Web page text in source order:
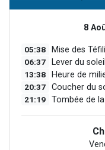
8
05:38 Mise des
06:37 Lever du soleil
13:38 Heure de
20:37 Coucher du
21:19 Tombée de